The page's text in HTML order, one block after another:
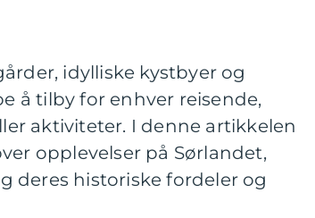
idylliske kystbyer og
å tilby for enhver reisende,
aktiviteter. I denne artikkelen
opplevelser på Sørlandet,
deres historiske fordeler og